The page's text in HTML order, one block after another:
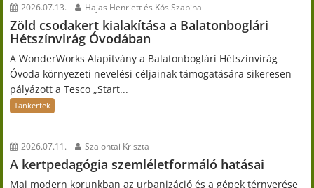
2026.07.13. Hajas Henriett és Kós Szabina
Zöld csodakert kialakítása a Balatonboglári
Hétszínvirág Óvodában
A WonderWorks Alapítvány a Balatonboglári Hétszínvirág
Óvoda környezeti nevelési céljainak támogatására sikeresen
pályázott a Tesco „Start...
Tankertek
2026.07.11. Szalontai Kriszta
A kertpedagógia szemléletformáló hatásai
Mai modern korunkban az urbanizáció és a gépek térnyerése